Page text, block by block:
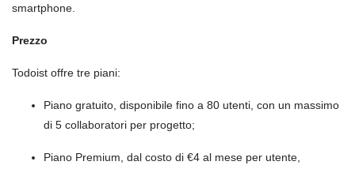
smartphone.
Prezzo
Todoist offre tre piani:
Piano gratuito, disponibile fino a 80 utenti, con un massimo
di 5 collaboratori per progetto;
Piano Premium, dal costo di €4 al mese per utente,